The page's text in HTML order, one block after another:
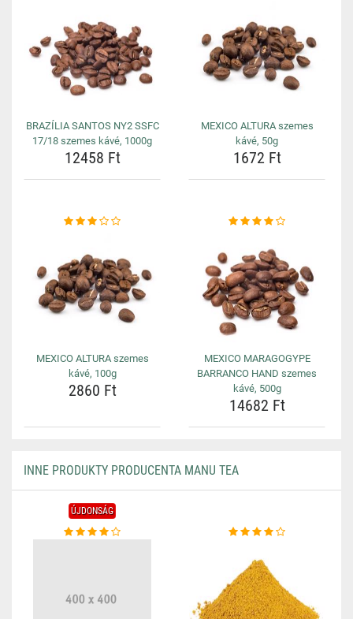
BRAZÍLIA SANTOS NY2 SSFC
17/18 szemes kávé, 1000g
12458 Ft
MEXICO ALTURA szemes
kávé, 50g
1672 Ft
MEXICO ALTURA szemes
kávé, 100g
2860 Ft
MEXICO MARAGOGYPE
BARRANCO HAND szemes
kávé, 500g
14682 Ft
INNE PRODUKTY PRODUCENTA MANU TEA
ÚJDONSÁG